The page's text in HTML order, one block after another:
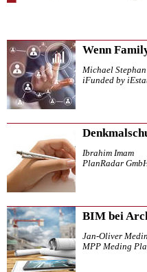
Wenn
Michael Stephan
iFunded by
Ibrahim Imam
PlanRadar
BIM bei
Jan-Oliver
MPP Meding